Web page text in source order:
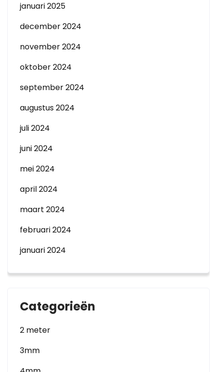
januari 2025
december 2024
november 2024
oktober 2024
september 2024
augustus 2024
juli 2024
juni 2024
mei 2024
april 2024
maart 2024
februari 2024
januari 2024
Categorieën
2 meter
3mm